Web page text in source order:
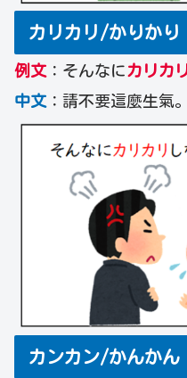
カリカリ/かりかり
例文 ：そんなに カリカ
中文 ：請不要這麼生氣。
カンカン/かんかん